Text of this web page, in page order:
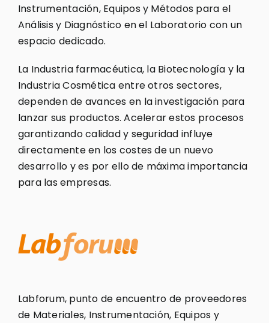
Instrumentación, Equipos y Métodos para el
Análisis y Diagnóstico en el Laboratorio con un
espacio dedicado.
La Industria farmacéutica, la Biotecnología y la
Industria Cosmética entre otros sectores,
dependen de avances en la investigación para
lanzar sus productos. Acelerar estos procesos
garantizando calidad y seguridad influye
directamente en los costes de un nuevo
desarrollo y es por ello de máxima importancia
para las empresas.
Labforum, punto de encuentro de proveedores
de Materiales, Instrumentación, Equipos y